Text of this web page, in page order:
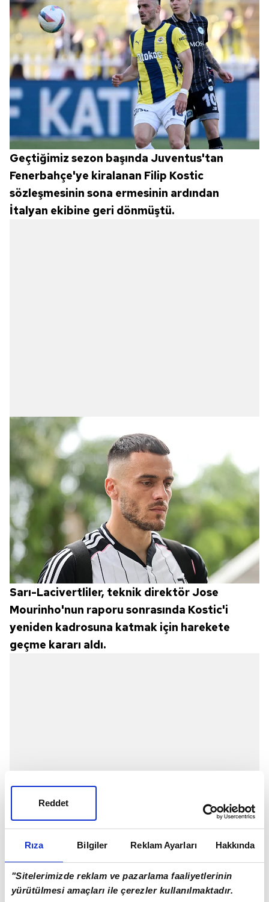
Rıza Bilgiler Reklam Ayarları Hakkında
"Sitelerimizde reklam ve pazarlama faaliyetlerinin
yürütülmesi amaçları ile çerezler kullanılmaktadır.
Reddet
Geçtiğimiz sezon başında Juventus'tan
Fenerbahçe'ye kiralanan Filip Kostic
sözleşmesinin sona ermesinin ardından
İtalyan ekibine geri dönmüştü.
Sarı-Lacivertliler, teknik direktör Jose
Mourinho'nun raporu sonrasında Kostic'i
yeniden kadrosuna katmak için harekete
geçme kararı aldı.